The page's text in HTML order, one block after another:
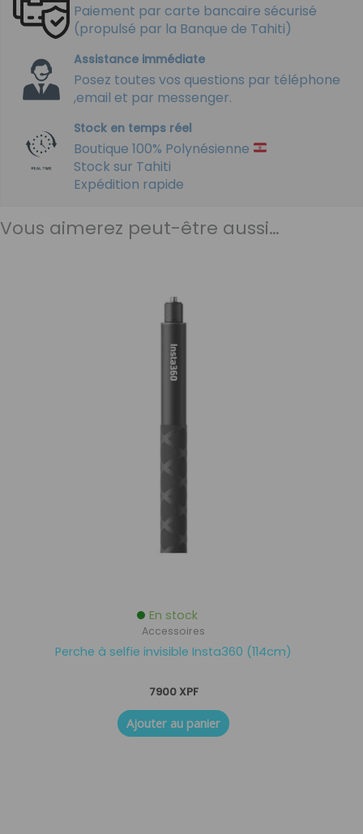
Paiement par carte bancaire sécurisé
(propulsé par la Banque de Tahiti)
Assistance immédiate
Posez toutes vos questions par téléphone
,email et par messenger.
Stock en temps réel
Boutique 100% Polynésienne
Stock sur Tahiti
Expédition rapide
Vous aimerez peut-être aussi…
En stock
Accessoires
Perche à selfie invisible Insta360 (114cm)
7900 XPF
Ajouter au panier